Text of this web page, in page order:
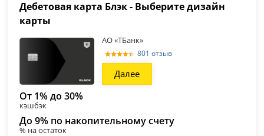
Дебетовая карта Блэк - Выберите дизайн
карты
АО «ТБанк»
801 отзыв
Далее
От 1% до 30%
кэшбэк
До 9% по накопительному счету
% на остаток